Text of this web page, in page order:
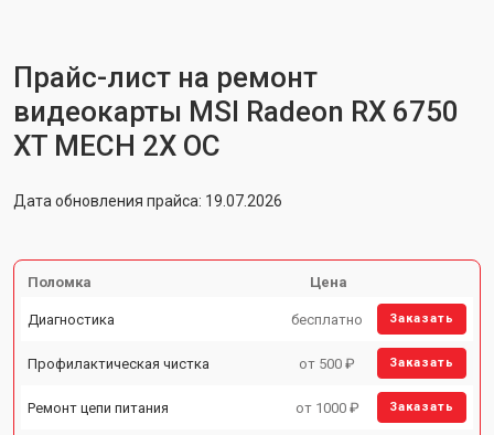
Прайс-лист на ремонт
видеокарты MSI Radeon RX 6750
XT MECH 2X OC
Дата обновления прайса: 19.07.2026
Поломка Цена
Диагностика бесплатно Заказать
Профилактическая чистка от 500 ₽ Заказать
Ремонт цепи питания от 1000 ₽ Заказать